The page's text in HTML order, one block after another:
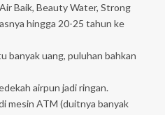
Baik, Beauty Water, Strong
hingga 20-25 tahun ke
banyak uang, puluhan bahkan
airpun jadi ringan.
mesin ATM (duitnya banyak